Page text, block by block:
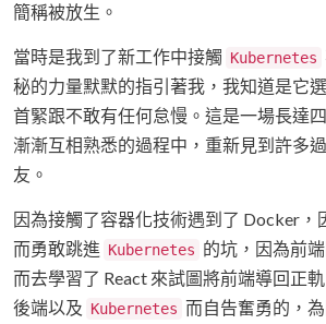
簡稱被放生。
當時是我到了新工作中接觸 Kubernetes
秘的力量默默的指引著我，我知道是它
首緊跟不敢有任何怠慢。這是一場長達
漸漸互相熟悉的過程中，重新見到許多
友。
因為接觸了容器化技術遇到了 Docker，
而勇敢跳進 Kubernetes 的坑，因為前
而去學習了 React 來試圖將前端導回正
後端以及 Kubernetes 而自告奮勇的，